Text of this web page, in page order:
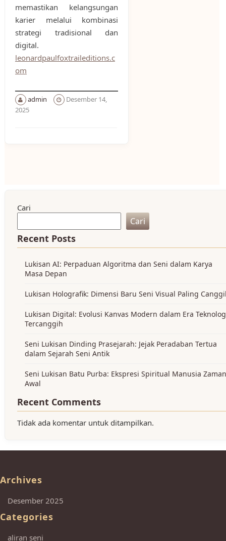
memastikan kelangsungan
karier melalui kombinasi
strategi tradisional dan
digital.
leonardpaulfoxtraileditions.c
om
admin
Desember 14,
2025
Cari
Cari
Recent Posts
Lukisan AI: Perpaduan Algoritma dan Seni dalam Karya
Masa Depan
Lukisan Holografik: Dimensi Baru Seni Visual Paling
Lukisan Digital: Evolusi Kanvas Modern dalam Era
Tercanggih
Seni Lukisan Dinding Prasejarah: Jejak Peradaban Tertua
dalam Sejarah Seni Antik
Seni Lukisan Batu Purba: Ekspresi Spiritual Manusia Zaman
Awal
Recent Comments
Tidak ada komentar untuk ditampilkan.
Archives
Desember 2025
Categories
aliran seni